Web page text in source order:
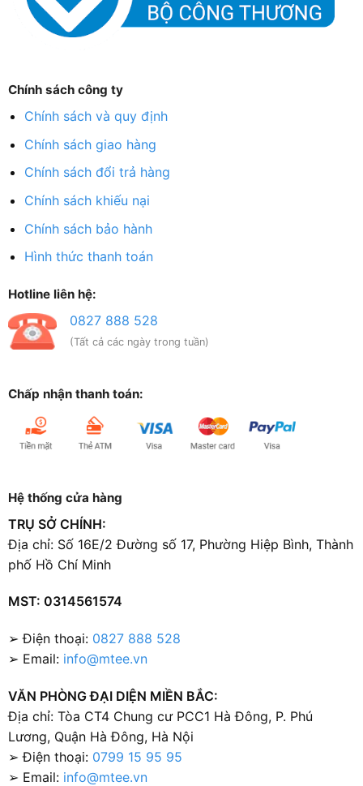
Chính sách công ty
Chính sách và quy định
Chính sách giao hàng
Chính sách đổi trả hàng
Chính sách khiếu nại
Chính sách bảo hành
Hình thức thanh toán
Hotline liên hệ:
0827 888 528
(Tất cả các ngày trong tuần)
Chấp nhận thanh toán:
Hệ thống cửa hàng
TRỤ SỞ CHÍNH:
Địa chỉ: Số 16E/2 Đường số 17, Phường Hiệp Bình, Thành
phố Hồ Chí Minh
MST: 0314561574
➢ Điện thoại: 0827 888 528
➢ Email: info@mtee.vn
VĂN PHÒNG ĐẠI DIỆN MIỀN BẮC:
Địa chỉ: Tòa CT4 Chung cư PCC1 Hà Đông, P. Phú
Lương, Quận Hà Đông, Hà Nội
➢ Điện thoại: 0799 15 95 95
➢ Email: info@mtee.vn